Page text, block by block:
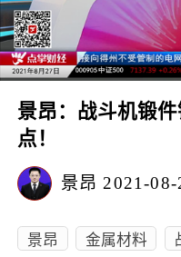
景昂：战斗机锻
点！
景昂 2021-08-
景昂 金属材料